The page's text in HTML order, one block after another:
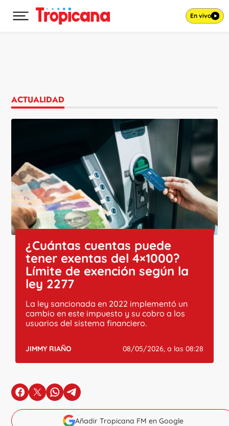
Desplegar menú principal En vivo
ACTUALIDAD
¿Cuántas cuentas puede
tener exentas del 4×1000?
Límite de exención según la
ley 2277
La ley sancionada en 2022 implementó un
cambio en este impuesto y su cobro a los
usuarios del sistema financiero.
JIMMY RIAÑO 08/05/2026, a las 08:28
en Facebook
en Xen Whatsapp
en Telegram
Añadir Tropicana FM en Google